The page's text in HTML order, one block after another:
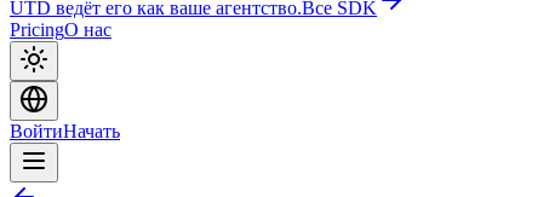
UTD ведёт его как ваше агентство.Все SDK
PricingО нас
ВойтиНачать